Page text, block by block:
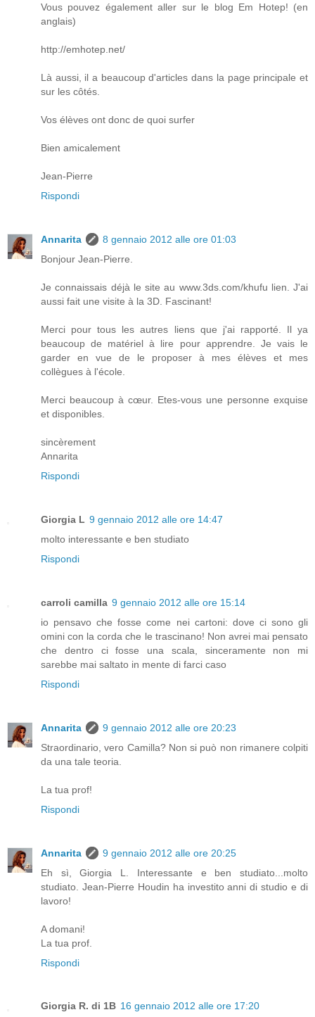
Vous pouvez également aller sur le blog Em Hotep! (en
anglais)
http://emhotep.net/
Là aussi, il a beaucoup d'articles dans la page principale et
sur les côtés.
Vos élèves ont donc de quoi surfer
Bien amicalement
Jean-Pierre
Rispondi
Annarita
8 gennaio 2012 alle ore 01:03
Bonjour Jean-Pierre.
Je connaissais déjà le site au www.3ds.com/khufu lien. J'ai
aussi fait une visite à la 3D. Fascinant!
Merci pour tous les autres liens que j'ai rapporté. Il ya
beaucoup de matériel à lire pour apprendre. Je vais le
garder en vue de le proposer à mes élèves et mes
collègues à l'école.
Merci beaucoup à cœur. Etes-vous une personne exquise
et disponibles.
sincèrement
Annarita
Rispondi
Giorgia L 9 gennaio 2012 alle ore 14:47
molto interessante e ben studiato
Rispondi
carroli camilla 9 gennaio 2012 alle ore 15:14
io pensavo che fosse come nei cartoni: dove ci sono gli
omini con la corda che le trascinano! Non avrei mai pensato
che dentro ci fosse una scala, sinceramente non mi
sarebbe mai saltato in mente di farci caso
Rispondi
Annarita
9 gennaio 2012 alle ore 20:23
Straordinario, vero Camilla? Non si può non rimanere colpiti
da una tale teoria.
La tua prof!
Rispondi
Annarita
9 gennaio 2012 alle ore 20:25
Eh sì, Giorgia L. Interessante e ben studiato...molto
studiato. Jean-Pierre Houdin ha investito anni di studio e di
lavoro!
A domani!
La tua prof.
Rispondi
Giorgia R. di 1B 16 gennaio 2012 alle ore 17:20